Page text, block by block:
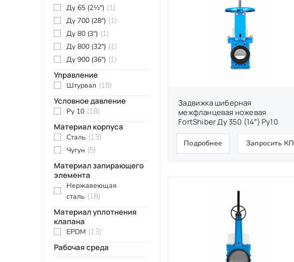
Ду 65 (2½″) (1)
Ду 700 (28") (1)
Ду 80 (3″) (1)
Ду 800 (32″) (1)
Ду 900 (36") (1)
Управление
Штурвал (18)
Условное давление
Ру 10 (18)
Материал корпуса
Сталь (13)
Чугун (5)
Материал запирающего
элемента
Нержавеющая
сталь (18)
Материал уплотнения
клапана
EPDM (13)
Рабочая среда
Задвижка шиберная
межфланцевая ножевая
FortShiber Ду 350 (14″) Ру10
Подробнее Запросить КП